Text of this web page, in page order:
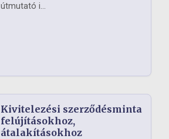
útmutató i...
Kivitelezési szerződésminta
felújításokhoz,
átalakításokhoz